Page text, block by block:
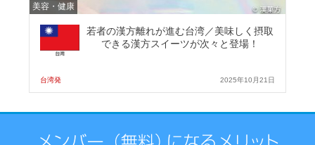
美容・健康
若者の漢方離れが進む台湾／美味しく摂取
できる漢方スイーツが次々と登場！
台湾発 2025年10月21日